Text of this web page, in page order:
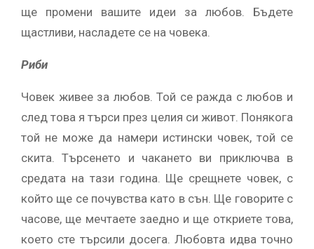
ще промени вашите идеи за любов. Бъдете
щастливи, насладете се на човека.
Риби
Човек живее за любов. Той се ражда с любов и
след това я търси през целия си живот. Понякога
той не може да намери истински човек, той се
скита. Търсенето и чакането ви приключва в
средата на тази година. Ще срещнете човек, с
който ще се почувства като в сън. Ще говорите с
часове, ще мечтаете заедно и ще откриете това,
което сте търсили досега. Любовта идва точно